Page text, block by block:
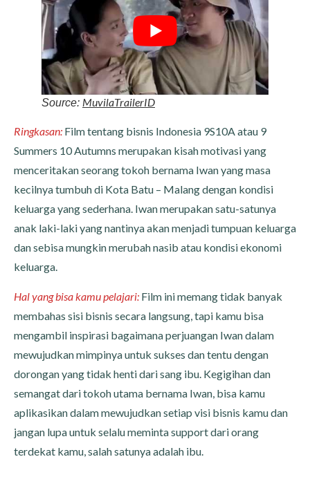
Source: MuvilaTrailerID
Ringkasan: Film tentang bisnis Indonesia 9S10A atau 9
Summers 10 Autumns merupakan kisah motivasi yang
menceritakan seorang tokoh bernama Iwan yang masa
kecilnya tumbuh di Kota Batu – Malang dengan kondisi
keluarga yang sederhana. Iwan merupakan satu-satunya
anak laki-laki yang nantinya akan menjadi tumpuan keluarga
dan sebisa mungkin merubah nasib atau kondisi ekonomi
keluarga.
Hal yang bisa kamu pelajari: Film ini memang tidak banyak
membahas sisi bisnis secara langsung, tapi kamu bisa
mengambil inspirasi bagaimana perjuangan Iwan dalam
mewujudkan mimpinya untuk sukses dan tentu dengan
dorongan yang tidak henti dari sang ibu. Kegigihan dan
semangat dari tokoh utama bernama Iwan, bisa kamu
aplikasikan dalam mewujudkan setiap visi bisnis kamu dan
jangan lupa untuk selalu meminta support dari orang
terdekat kamu, salah satunya adalah ibu.